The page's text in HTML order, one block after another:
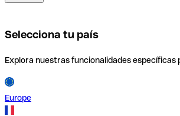
Selecciona tu país
Explora nuestras funcionalidades específicas
Europe